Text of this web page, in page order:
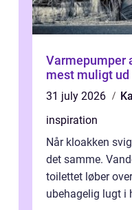
Varmepumper aalborg
mest muligt
31 july 2026
inspiration
Når kloakken
det samme.
toilettet løber
ubehagelig lugt i